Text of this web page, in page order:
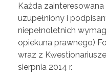
z
a
t
Każda
uzupełniony i
niepełnoletnich
opiekuna prawnego)
wraz z
sierpnia 2014 r.